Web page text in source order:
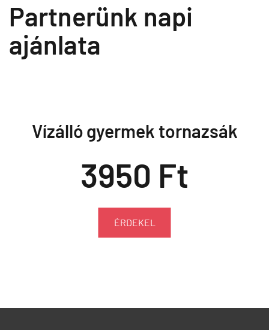
Partnerünk napi
ajánlata
Vízálló gyermek tornazsák
3950 Ft
ÉRDEKEL